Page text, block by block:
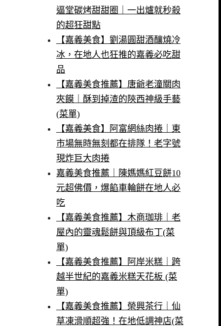
逼堂碳烤甜甜圈｜一出爐就秒殺
的超狂甜點
【嘉義美食】劉湯圓甜酒釀燒冷
冰，在地人也狂推的嘉義必吃甜
品
【嘉義美食推薦】唐爺老潼關肉
夾饃｜酥到掉渣的陝西神級手藝
(菜單)
【嘉義美食】阿富網絲肉捲｜東
市場無時無刻都在排隊！老字號
現炸巨大肉捲
嘉義美食推薦｜陳媽媽紅豆餅10
元超佛價，爆餡車輪餅在地人必
吃
【嘉義美食推薦】木商珈琲｜老
屋內的靈魂鬆餅與頂級布丁(菜
單)
【嘉義美食推薦】阿岸米糕｜跨
越半世紀的嘉義米糕天花板 (菜
單)
【嘉義美食推薦】榮興茶行｜仙
草凍滑順超強！在地低調神店(菜